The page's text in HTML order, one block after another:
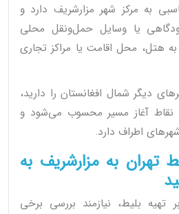
به مرکز شهر مزارشریف دارد و
یا وسایل حمل‌ونقل محلی
هتل، محل اقامت یا مراکز تجاری
دیگر شمال افغانستان را دارید،
نقاط آغاز مسیر محسوب می‌شود و
اطراف دارد.
تهران به مزارشریف به
تهیه بلیط، نیازمند بررسی برخی